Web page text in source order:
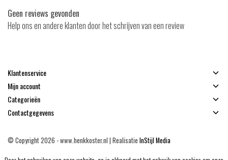
Geen reviews gevonden
Help ons en andere klanten door het schrijven van een review
Klantenservice
Mijn account
Categorieën
Contactgegevens
© Copyright 2026 - www.henkkoster.nl | Realisatie InStijl Media